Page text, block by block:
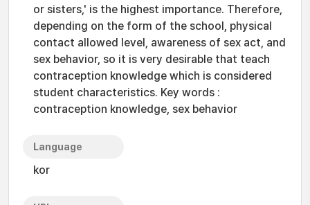
or sisters,' is the highest importance. Therefore,
depending on the form of the school, physical
contact allowed level, awareness of sex act, and
sex behavior, so it is very desirable that teach
contraception knowledge which is considered
student characteristics. Key words :
contraception knowledge, sex behavior
Language
kor